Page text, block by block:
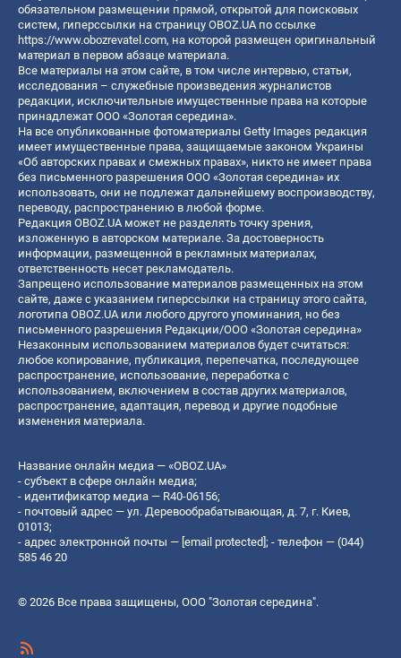
обязательном размещении прямой, открытой для поисковых
систем, гиперссылки на страницу OBOZ.UA по ссылке
https://www.obozrevatel.com, на которой размещен оригинальный
материал в первом абзаце материала.
Все материалы на этом сайте, в том числе интервью, статьи,
исследования – служебные произведения журналистов
редакции, исключительные имущественные права на которые
принадлежат ООО «Золотая середина».
На все опубликованные фотоматериалы Getty Images редакция
имеет имущественные права, защищаемые законом Украины
«Об авторских правах и смежных правах», никто не имеет права
без письменного разрешения ООО «Золотая середина» их
использовать, они не подлежат дальнейшему воспроизводству,
переводу, распространению в любой форме.
Редакция OBOZ.UA может не разделять точку зрения,
изложенную в авторском материале. За достоверность
информации, размещенной в рекламных материалах,
ответственность несет рекламодатель.
Запрещено использование материалов размещенных на этом
сайте, даже с указанием гиперссылки на страницу этого сайта,
логотипа OBOZ.UA или любого другого упоминания, но без
письменного разрешения Редакции/ООО «Золотая середина»
Незаконным использованием материалов будет считаться:
любое копирование, публикация, перепечатка, последующее
распространение, использование, переработка с
использованием, включением в состав других материалов,
распространение, адаптация, перевод и другие подобные
изменения материала.
Название онлайн медиа — «OBOZ.UA»
- субъект в сфере онлайн медиа;
- идентификатор медиа — R40-06156;
- почтовый адрес — ул. Деревообрабатывающая, д. 7, г. Киев,
01013;
- адрес электронной почты — [email protected] ; - телефон — (044)
585 46 20
© 2026 Все права защищены, ООО "Золотая середина".